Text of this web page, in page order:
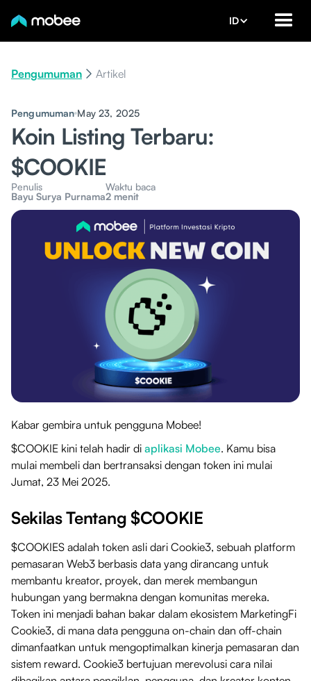
ID
Pengumuman Artikel
Pengumuman May 23, 2025
Koin Listing Terbaru:
$COOKIE
Penulis
Bayu Surya Purnama
Waktu baca
2 menit
Kabar gembira untuk pengguna Mobee!
$COOKIE kini telah hadir di aplikasi Mobee. Kamu bisa
mulai membeli dan bertransaksi dengan token ini mulai
Jumat, 23 Mei 2025.
Sekilas Tentang $COOKIE
$COOKIES adalah token asli dari Cookie3, sebuah platform
pemasaran Web3 berbasis data yang dirancang untuk
membantu kreator, proyek, dan merek membangun
hubungan yang bermakna dengan komunitas mereka.
Token ini menjadi bahan bakar dalam ekosistem MarketingFi
Cookie3, di mana data pengguna on-chain dan off-chain
dimanfaatkan untuk mengoptimalkan kinerja pemasaran dan
sistem reward. Cookie3 bertujuan merevolusi cara nilai